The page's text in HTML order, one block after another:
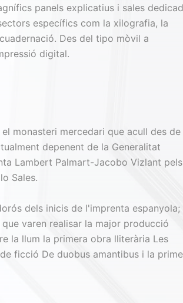
panels explicatius i sales
específics com la xilografia, la
Des del tipo mòvil a
digital.
monasteri mercedari que acull des de
depenent de la Generalitat
Lambert Palmart-Jacobo Vizlant pels
Sales.
dels inicis de l'imprenta espanyola;
varen realisar la major producció
la llum la primera obra lliterària Les
ficció De duobus amantibus i la